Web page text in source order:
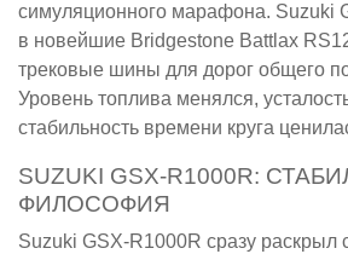
симуляционного марафона. Suzuki
в новейшие Bridgestone Battlax
трековые шины для дорог общего
Уровень топлива менялся,
стабильность времени круга
SUZUKI GSX-R1000R:
ФИЛОСОФИЯ
Suzuki GSX-R1000R сразу раскрыл